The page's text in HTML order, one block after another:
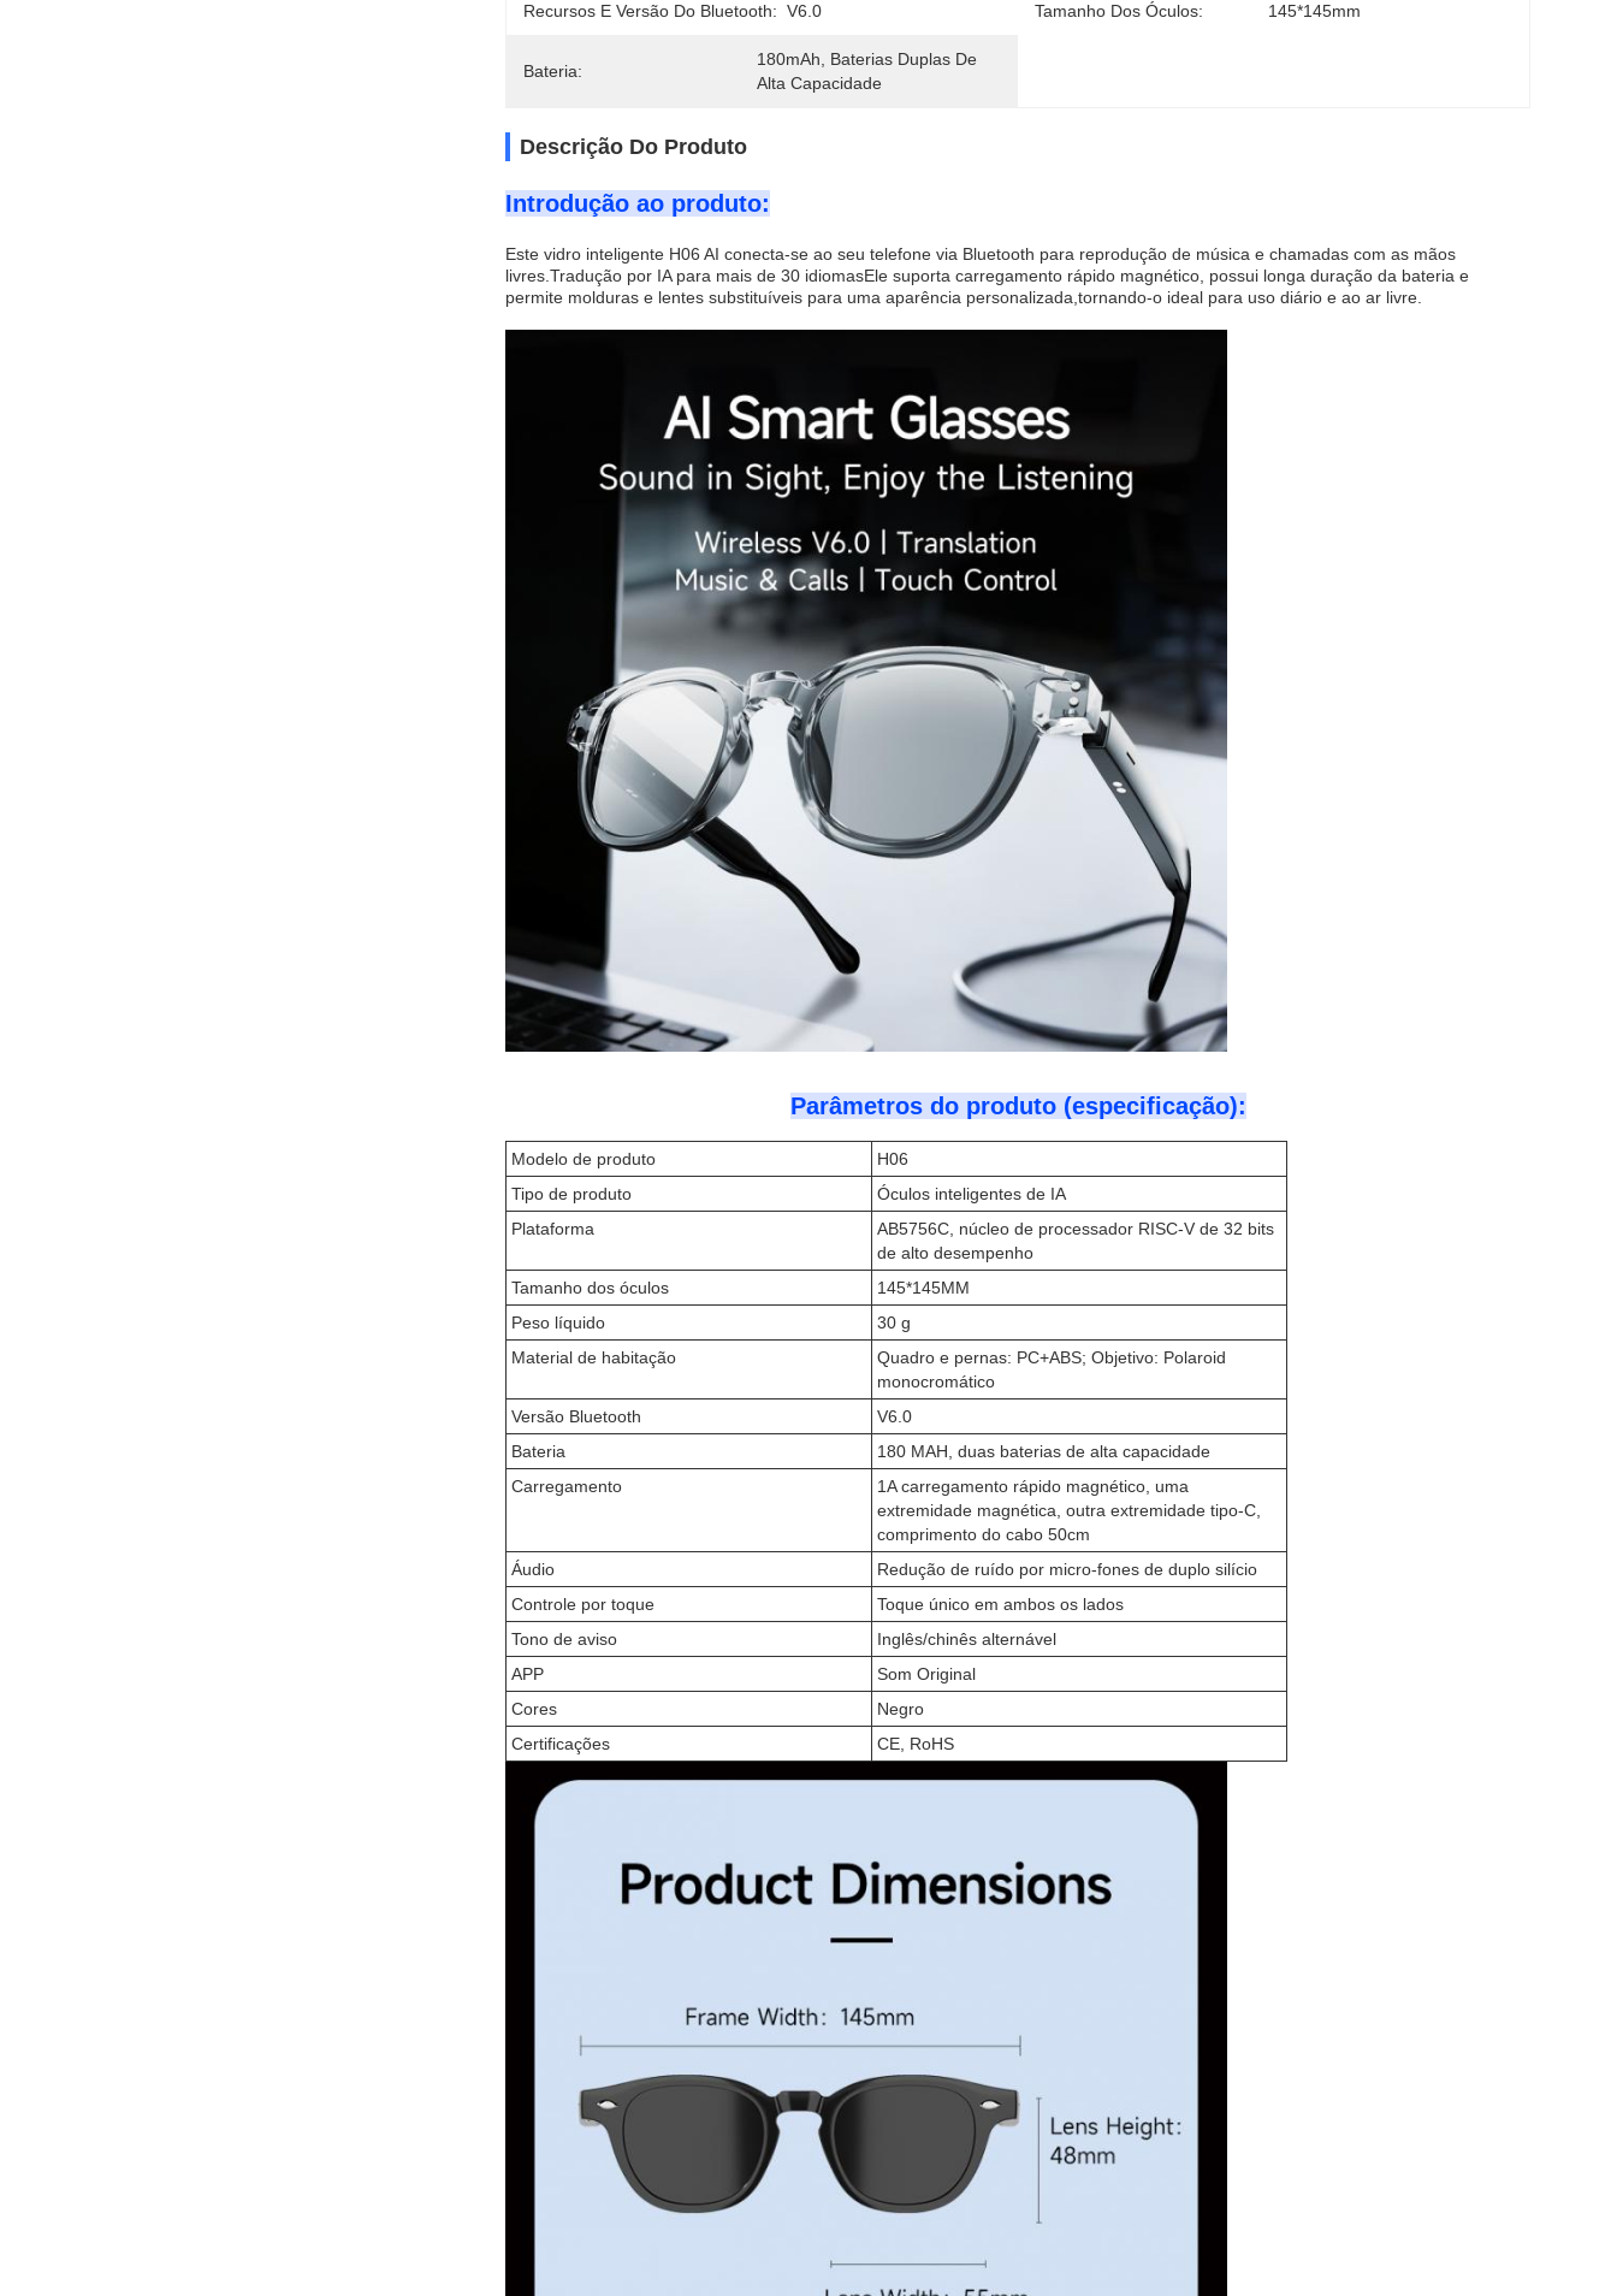
Recursos E Versão Do Bluetooth: V6.0 Tamanho Dos Óculos: 145*145mm
Bateria:
180mAh, Baterias Duplas De
Alta Capacidade
Descrição Do Produto
Introdução ao produto:
Este vidro inteligente H06 AI conecta-se ao seu telefone via Bluetooth para reprodução de música e chamadas com as mãos
livres.Tradução por IA para mais de 30 idiomasEle suporta carregamento rápido magnético, possui longa duração da bateria e
permite molduras e lentes substituíveis para uma aparência personalizada,tornando-o ideal para uso diário e ao ar livre.
Parâmetros do produto (especificação):
Modelo de produto
H06
Tipo de produto
Óculos inteligentes de IA
Plataforma
AB5756C, núcleo de processador RISC-V de 32 bits
de alto desempenho
Tamanho dos óculos
145*145MM
Peso líquido
30 g
Material de habitação
Quadro e pernas: PC+ABS; Objetivo: Polaroid
monocromático
Versão Bluetooth
V6.0
Bateria
180 MAH, duas baterias de alta capacidade
Carregamento
1A carregamento rápido magnético, uma
extremidade magnética, outra extremidade tipo-C,
comprimento do cabo 50cm
Áudio
Redução de ruído por micro-fones de duplo silício
Controle por toque
Toque único em ambos os lados
Tono de aviso
Inglês/chinês alternável
APP
Som Original
Cores
Negro
Certificações
CE, RoHS